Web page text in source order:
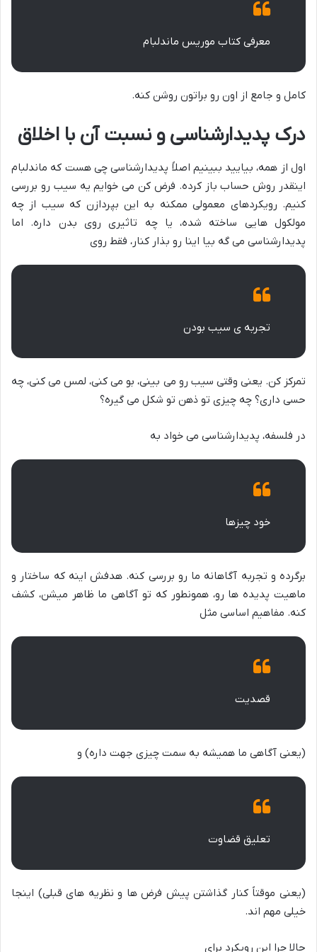
معرفی کتاب موریس ماندلبام
کامل و جامع از اون رو براتون روشن کنه.
درک پدیدارشناسی و نسبت آن با اخلاق
اول از همه، بیایید ببینیم اصلاً پدیدارشناسی چی هست که ماندلبام
اینقدر روش حساب باز کرده. فرض کن می خوایم یه سیب رو بررسی
کنیم. رویکردهای معمولی ممکنه به این بپردازن که سیب از چه
مولکول هایی ساخته شده، یا چه تاثیری روی بدن داره. اما
پدیدارشناسی می گه بیا اینا رو بذار کنار، فقط روی
تجربه ی سیب بودن
تمرکز کن. یعنی وقتی سیب رو می بینی، بو می کنی، لمس می کنی، چه
حسی داری؟ چه چیزی تو ذهن تو شکل می گیره؟
در فلسفه، پدیدارشناسی می خواد به
خود چیزها
برگرده و تجربه آگاهانه ما رو بررسی کنه. هدفش اینه که ساختار و
ماهیت پدیده ها رو، همونطور که تو آگاهی ما ظاهر میشن، کشف
کنه. مفاهیم اساسی مثل
قصدیت
(یعنی آگاهی ما همیشه به سمت چیزی جهت داره) و
تعلیق قضاوت
(یعنی موقتاً کنار گذاشتن پیش فرض ها و نظریه های قبلی) اینجا
خیلی مهم اند.
حالا چرا این رویکرد برای